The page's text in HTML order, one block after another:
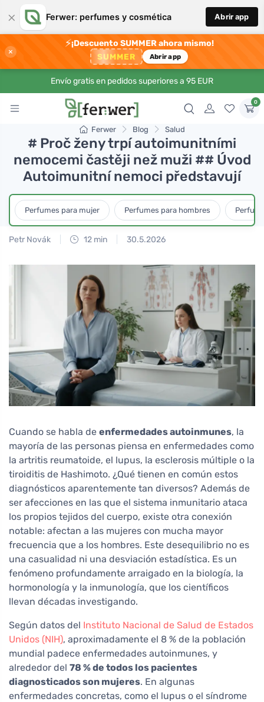
× Ferwer: perfumes y cosmética Abrir app
×
⚡¡Descuento SUMMER ahora mismo!
SUMMER Abrir app
Envío gratis en pedidos superiores a 95 EUR
0
Ferwer Blog Salud
# Proč ženy trpí autoimunitními
nemocemi častěji než muži ## Úvod
Autoimunitní nemoci představují
Perfumes para mujer Perfumes para hombres
Petr Novák 12 min 30.5.2026
Cuando se habla de enfermedades autoinmunes, la
mayoría de las personas piensa en enfermedades como
la artritis reumatoide, el lupus, la esclerosis múltiple o la
tiroiditis de Hashimoto. ¿Qué tienen en común estos
diagnósticos aparentemente tan diversos? Además de
ser afecciones en las que el sistema inmunitario ataca
los propios tejidos del cuerpo, existe otra conexión
notable: afectan a las mujeres con mucha mayor
frecuencia que a los hombres. Este desequilibrio no es
una casualidad ni una desviación estadística. Es un
fenómeno profundamente arraigado en la biología, la
hormonología y la inmunología, que los científicos
llevan décadas investigando.
Según datos del Instituto Nacional de Salud de Estados
Unidos (NIH), aproximadamente el 8 % de la población
mundial padece enfermedades autoinmunes, y
alrededor del 78 % de todos los pacientes
diagnosticados son mujeres. En algunas
enfermedades concretas, como el lupus o el síndrome